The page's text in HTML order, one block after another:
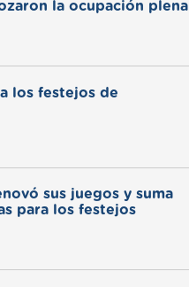
la ocupación plena
los festejos de
sus juegos y suma
para los festejos